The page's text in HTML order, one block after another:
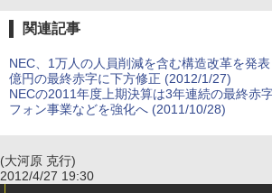
関連記事
NEC、1万人の人員削減を含む構造改革を発
億円の最終赤字に下方修正 (2012/1/27)
NECの2011年度上期決算は3年連続の最終赤
フォン事業などを強化へ (2011/10/28)
(大河原 克行)
2012/4/27 19:30